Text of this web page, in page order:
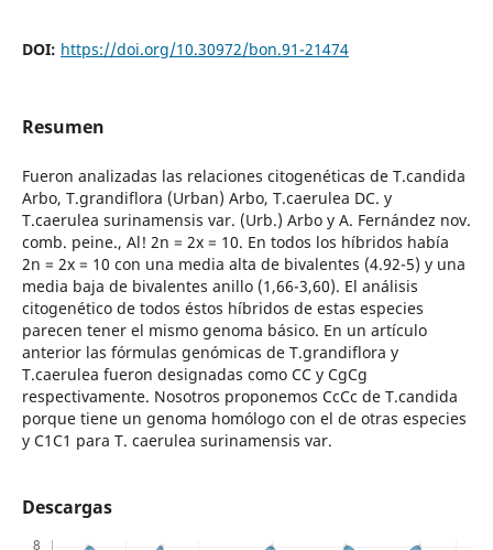
DOI: https://doi.org/10.30972/bon.91-21474
Resumen
Fueron analizadas las relaciones citogenéticas de T.candida
Arbo, T.grandiflora (Urban) Arbo, T.caerulea DC. y
T.caerulea surinamensis var. (Urb.) Arbo y A. Fernández nov.
comb. peine., Al! 2n = 2x = 10. En todos los híbridos había
2n = 2x = 10 con una media alta de bivalentes (4.92-5) y una
media baja de bivalentes anillo (1,66-3,60). El análisis
citogenético de todos éstos híbridos de estas especies
parecen tener el mismo genoma básico. En un artículo
anterior las fórmulas genómicas de T.grandiflora y
T.caerulea fueron designadas como CC y CgCg
respectivamente. Nosotros proponemos CcCc de T.candida
porque tiene un genoma homólogo con el de otras especies
y C1C1 para T. caerulea surinamensis var.
Descargas